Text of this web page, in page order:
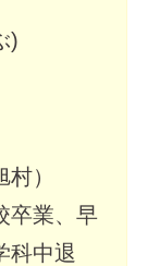
)
）
卒業、早
科中退